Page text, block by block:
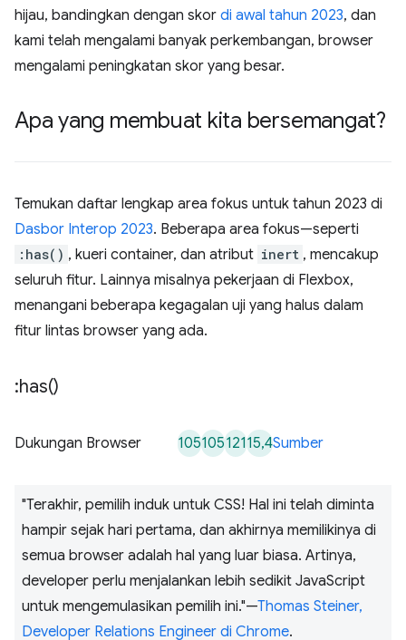
hijau, bandingkan dengan skor di awal tahun 2023, dan
kami telah mengalami banyak perkembangan, browser
mengalami peningkatan skor yang besar.
Apa yang membuat kita bersemangat?
Temukan daftar lengkap area fokus untuk tahun 2023 di
Dasbor Interop 2023. Beberapa area fokus—seperti
:has() , kueri container, dan atribut inert , mencakup
seluruh fitur. Lainnya misalnya pekerjaan di Flexbox,
menangani beberapa kegagalan uji yang halus dalam
fitur lintas browser yang ada.
:has()
Dukungan Browser 10510512115,4Sumber
"Terakhir, pemilih induk untuk CSS! Hal ini telah diminta
hampir sejak hari pertama, dan akhirnya memilikinya di
semua browser adalah hal yang luar biasa. Artinya,
developer perlu menjalankan lebih sedikit JavaScript
untuk mengemulasikan pemilih ini."—Thomas Steiner,
Developer Relations Engineer di Chrome.